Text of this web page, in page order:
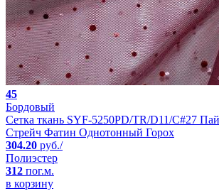
45
Бордовый
Сетка ткань SYF-5250PD/TR/D11/C#27
Стрейч Фатин Однотонный Горох
304.20 руб./
Полиэстер
312 пог.м.
в корзину